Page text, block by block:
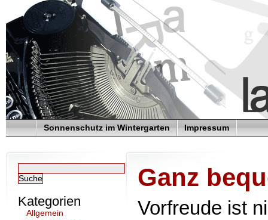
Sonnenschutz im Wintergarten Impressum
Kategorien
Allgemein
Ganz
Vorfreude ist